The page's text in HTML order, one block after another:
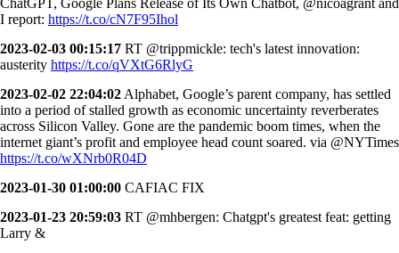
I report: https://t.co/cN7F95Ihol
2023-02-03 00:15:17 RT @trippmickle: tech's latest innovation:
austerity https://t.co/qVXtG6RlyG
2023-02-02 22:04:02 Alphabet, Google’s parent company, has settled
into a period of stalled growth as economic uncertainty reverberates
across Silicon Valley. Gone are the pandemic boom times, when the
internet giant’s profit and employee head count soared. via @NYTimes
https://t.co/wXNrb0R04D
2023-01-30 01:00:00 CAFIAC FIX
2023-01-23 20:59:03 RT @mhbergen: Chatgpt's greatest feat: getting
Larry &